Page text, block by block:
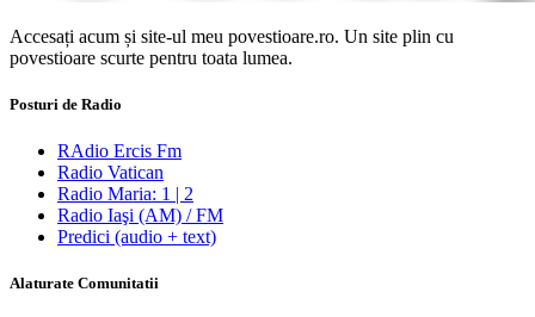
Accesați acum și site-ul meu povestioare.ro. Un site plin cu
povestioare scurte pentru toata lumea.
Posturi de Radio
RAdio Ercis Fm
Radio Vatican
Radio Maria: 1 | 2
Radio Iaşi (AM) / FM
Predici (audio + text)
Alaturate Comunitatii